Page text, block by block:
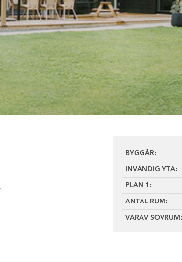
BYGGÅR:
INVÄNDIG YTA:
PLAN 1:
ANTAL RUM:
VARAV SOVRUM: